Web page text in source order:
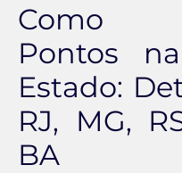
Como
Pontos
Estado:
RJ, MG,
BA